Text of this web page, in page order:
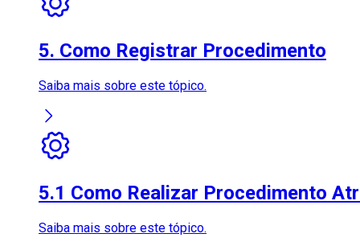
5. Como Registrar Procedimento
Saiba mais sobre este tópico.
5.1 Como Realizar Procedimento
Saiba mais sobre este tópico.